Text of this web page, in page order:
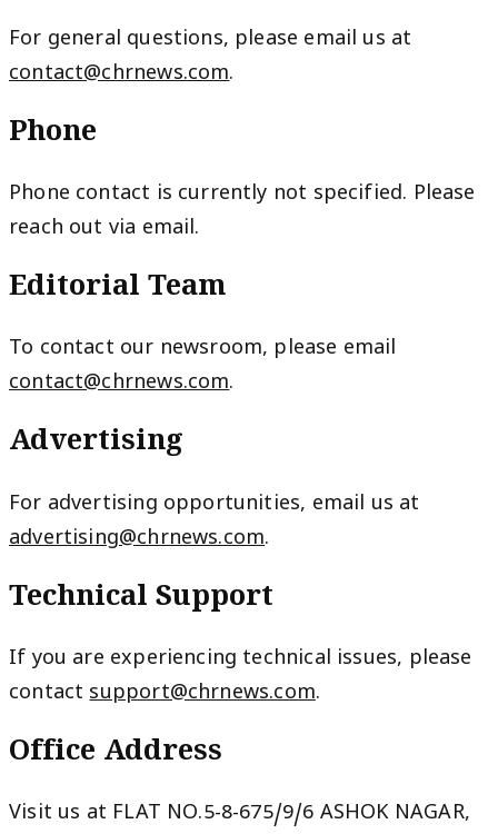
For general questions, please email us at
contact@chrnews.com.
Phone
Phone contact is currently not specified. Please
reach out via email.
Editorial Team
To contact our newsroom, please email
contact@chrnews.com.
Advertising
For advertising opportunities, email us at
advertising@chrnews.com.
Technical Support
If you are experiencing technical issues, please
contactsupport@chrnews.com.
Office Address
Visit us at FLAT NO.5-8-675/9/6 ASHOK NAGAR,